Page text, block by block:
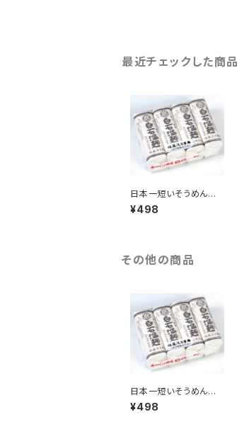
最近チェックした商品
日本一短いそうめん
「白石温麺」
¥498
その他の商品
日本一短いそうめん
「白石温麺」
¥498